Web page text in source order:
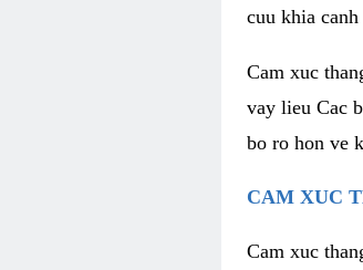
cuu khia
Cam xuc
vay lieu Cac
bo ro hon ve
CAM XUC
Cam xuc